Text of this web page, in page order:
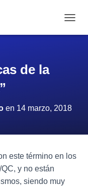
A
D
A
de la
en 14 marzo, 2018
este término en los
y no están
siendo muy